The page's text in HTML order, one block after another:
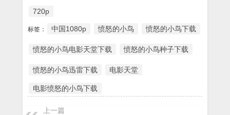
720p
标签： 中国1080p 愤怒的小鸟 愤怒的小鸟下载
愤怒的小鸟电影天堂下载 愤怒的小鸟种子下载
愤怒的小鸟迅雷下载 电影天堂
电影愤怒的小鸟下载
上一篇